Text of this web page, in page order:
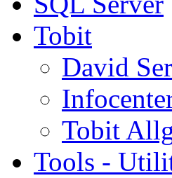
Tobit
David
Tobit
Tools -